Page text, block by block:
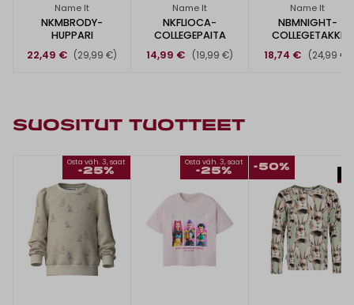
Name It
NKMBRODY-
HUPPARI
22,49 € (29,99 €)
Name It
NKFLIOCA-
COLLEGEPAITA
14,99 €
(19,99 €)
Name It
NBMNIGHT-
COLLEGETAKKI
18,74 €
(24,99 €)
SUOSITUT TUOTTEET
Osta väh. 3, saat
-25%
Osta väh. 3, saat
-25% -50%